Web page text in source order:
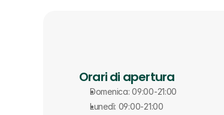
Orari di apertura
Domenica: 09:00-21:00
Lunedì: 09:00-21:00